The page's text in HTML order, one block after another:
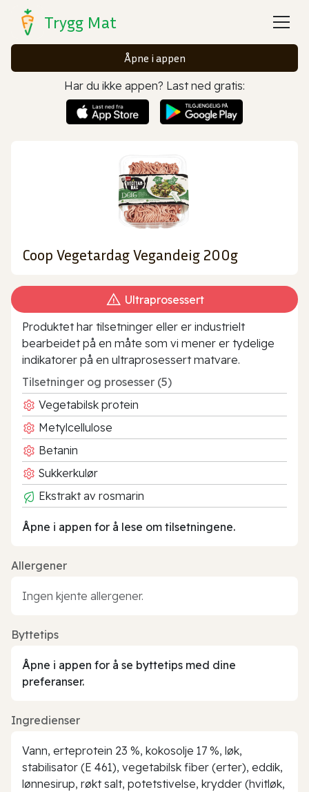
Trygg Mat
Åpne i appen
Har du ikke appen? Last ned gratis:
Coop Vegetardag Vegandeig 200g
Ultraprosessert
Produktet har tilsetninger eller er industrielt
bearbeidet på en måte som vi mener er tydelige
indikatorer på en ultraprosessert matvare.
Tilsetninger og prosesser (5)
Vegetabilsk protein
Metylcellulose
Betanin
Sukkerkulør
Ekstrakt av rosmarin
Åpne i appen for å lese om tilsetningene.
Allergener
Ingen kjente allergener.
Byttetips
Åpne i appen for å se byttetips med dine
preferanser.
Ingredienser
Vann, erteprotein 23 %, kokosolje 17 %, løk,
stabilisator (E 461), vegetabilsk fiber (erter), eddik,
lønnesirup, røkt salt, potetstivelse, krydder (hvitløk,